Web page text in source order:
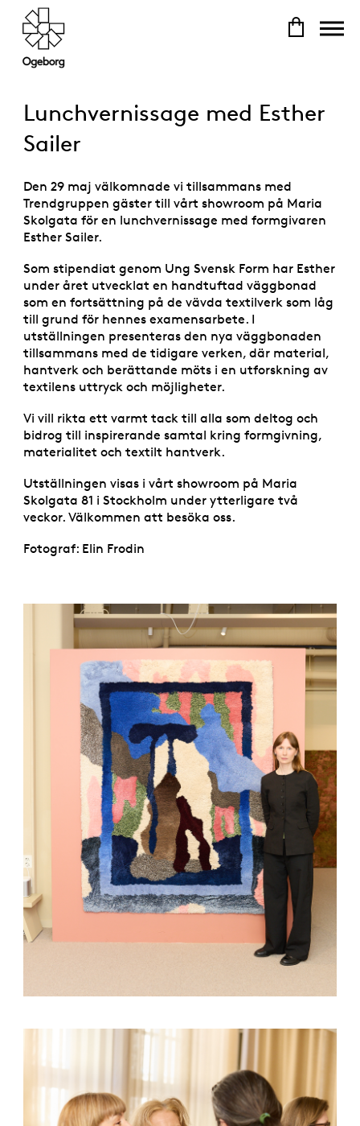
Lunchvernissage med Esther
Sailer
Den 29 maj välkomnade vi tillsammans med
Trendgruppen gäster till vårt showroom på Maria
Skolgata för en lunchvernissage med formgivaren
Esther Sailer.
Som stipendiat genom Ung Svensk Form har Esther
under året utvecklat en handtuftad väggbonad
som en fortsättning på de vävda textilverk som låg
till grund för hennes examensarbete. I
utställningen presenteras den nya väggbonaden
tillsammans med de tidigare verken, där material,
hantverk och berättande möts i en utforskning av
textilens uttryck och möjligheter.
Vi vill rikta ett varmt tack till alla som deltog och
bidrog till inspirerande samtal kring formgivning,
materialitet och textilt hantverk.
Utställningen visas i vårt showroom på Maria
Skolgata 81 i Stockholm under ytterligare två
veckor. Välkommen att besöka oss.
Fotograf: Elin Frodin